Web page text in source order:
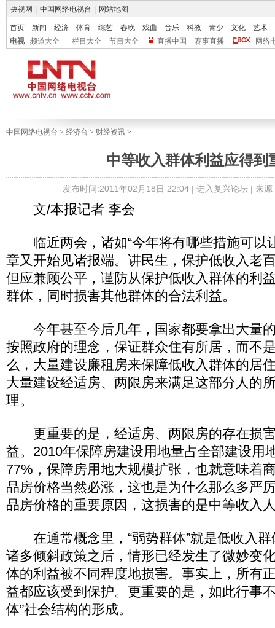
央视网 中国网络电视台 网站地图
首页 新闻 经济 体育 综艺 春晚 戏曲 音乐 科教 青少 文化
艺术
电视
频道大全 栏目大全 节目大全 直播中国 赛事直播 网络
中国网络电视台 > 经济台 > 财经资讯 >
中等收入群体利益应得到
发布时间:2011年02月18日 22:04 | 进入复兴论坛| 来源
文/本报记者 李会
临近两会，诸如“今年将有哪些措施可以
章又开始见诸报端。讲民生，保护低收入老
但应兼顾公平，谨防从保护低收入群体的利
群体，同时损害其他群体的合法利益。
今年甚至今后几年，国家都要拿出大量
按照政府的理念，保证群众住有所居，而不
么，大量建设廉租房来保障低收入群体的居
大量建设经适房、两限房来满足这部分人的
理。
更重要的是，经适房、两限房的存在损
益。2010年保障房建设用地量占全部建设用
77%，保障房用地大规模扩张，也就意味着
品房价格当然必涨，这也是为什么那么多严
品房价格的重要原因，这损害的是中等收入
在通常概念里，“弱势群体”就是低收入群
诸多倾斜政策之后，情形已经发生了微妙变
体的利益被不同程度地损害。事实上，所有
益都应该受到保护。更重要的是，如此行事
体”社会结构的形成。